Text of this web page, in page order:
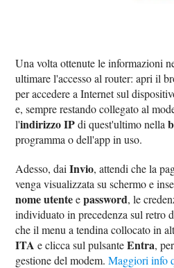
Una volta ottenute le informazioni
ultimare l'accesso al router: apri il
per accedere a Internet sul
e, sempre restando collegato al
l'indirizzo IPdi quest'ultimo nella
programma o dell'app in uso.
Adesso, daiInvio, attendi che la
venga visualizzata su schermo e
nome utenteepassword, le
individuato in precedenza sul retro
che il menu a tendina collocato in
ITA e clicca sul pulsanteEntra,
gestione del modem.Maggiori info